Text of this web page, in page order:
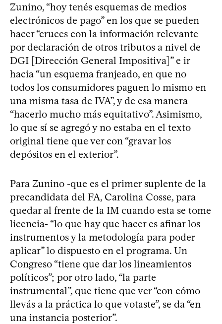
Zunino, “hoy tenés esquemas de medios
electrónicos de pago” en los que se pueden
hacer “cruces con la información relevante
por declaración de otros tributos a nivel de
DGI [Dirección General Impositiva]” e ir
hacia “un esquema franjeado, en que no
todos los consumidores paguen lo mismo en
una misma tasa de IVA”, y de esa manera
“hacerlo mucho más equitativo”. Asimismo,
lo que sí se agregó y no estaba en el texto
original tiene que ver con “gravar los
depósitos en el exterior”.
Para Zunino -que es el primer suplente de la
precandidata del FA, Carolina Cosse, para
quedar al frente de la IM cuando esta se tome
licencia- “lo que hay que hacer es afinar los
instrumentos y la metodología para poder
aplicar” lo dispuesto en el programa. Un
Congreso “tiene que dar los lineamientos
políticos”; por otro lado, “la parte
instrumental”, que tiene que ver “con cómo
llevás a la práctica lo que votaste”, se da “en
una instancia posterior”.